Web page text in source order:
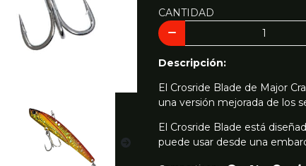
CANTIDAD
Descripción:
El Crosride Blade de Major
una versión mejorada de los
El Crosride Blade está
puede usar desde una